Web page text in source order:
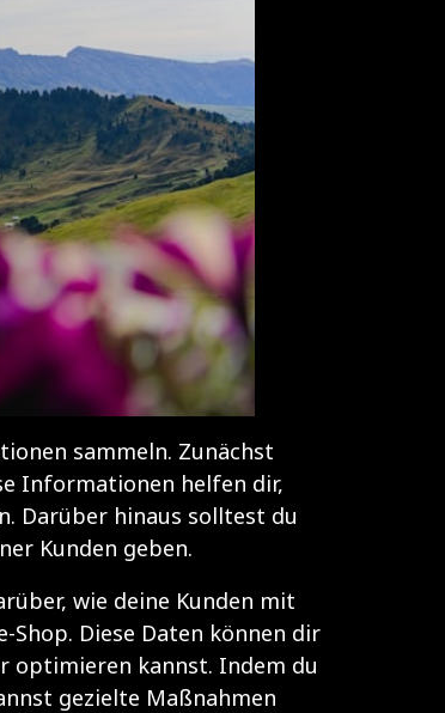
sammeln. Zunächst
Informationen helfen dir,
Darüber hinaus solltest du
Kunden geben.
wie deine Kunden mit
Diese Daten können dir
optimieren kannst. Indem du
gezielte Maßnahmen